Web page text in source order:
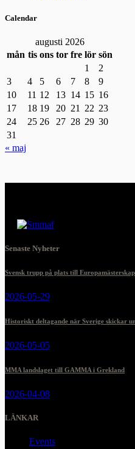
Calendar
augusti 2026
mån tis ons tor fre lör sön
1
2
3
4 5 6 7 8
9
10
11 12 13 14 15 16
17
18 19 20 21 22 23
24
25 26 27 28 29 30
31
« maj
Senaste Nyheter
Svensk trupp på plats till
2026-05-29
Historiskt deltagande när Sverige skickar
2026-05-05
MMA landslaget till GAMMA i Grekland
2026-04-08
LÄNKAR
Events